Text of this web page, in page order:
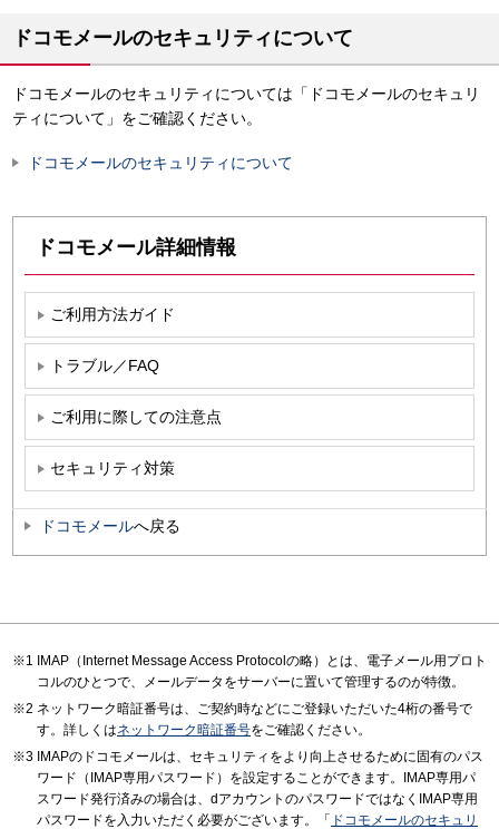
ドコモメールのセキュリティについて
ドコモメールのセキュリティについては「ドコモメールのセキュリ
ティについて」をご確認ください。
ドコモメールのセキュリティについて
ドコモメール詳細情報
ご利用方法ガイド
トラブル／FAQ
ご利用に際しての注意点
セキュリティ対策
ドコモメールへ戻る
IMAP（Internet Message Access Protocolの略）とは、電子メール用プロト
コルのひとつで、メールデータをサーバーに置いて管理するのが特徴。
ネットワーク暗証番号は、ご契約時などにご登録いただいた4桁の番号で
す。詳しくはネットワーク暗証番号をご確認ください。
IMAPのドコモメールは、セキュリティをより向上させるために固有のパス
ワード（IMAP専用パスワード）を設定することができます。IMAP専用パ
スワード発行済みの場合は、dアカウントのパスワードではなくIMAP専用
パスワードを入力いただく必要がございます。「 ドコモメールのセキュリ